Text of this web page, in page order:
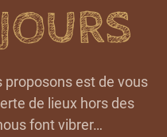
proposons est de vous
de lieux hors des
font vibrer…